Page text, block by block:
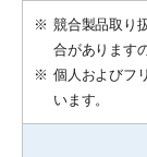
※ 競合製品取り
合があります
※ 個人およびフ
います。